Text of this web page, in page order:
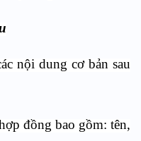
nội dung cơ bản sau
đồng bao gồm: tên,